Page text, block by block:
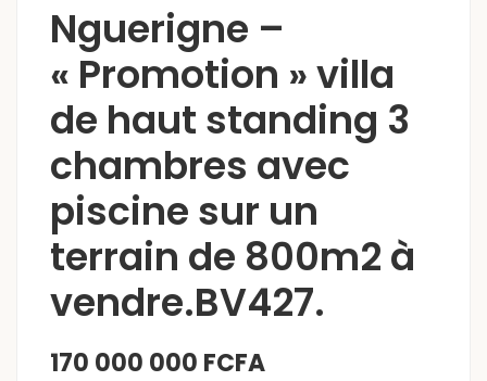
Nguerigne –
« Promotion » villa
de haut standing 3
chambres avec
piscine sur un
terrain de 800m2 à
vendre.BV427.
170 000 000 FCFA